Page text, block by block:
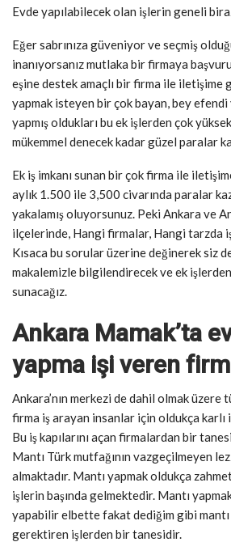
Evde yapılabilecek olan işlerin geneli
Eğer sabrınıza güveniyor ve seçmiş
inanıyorsanız mutlaka bir firmaya başvuru
eşine destek amaçlı bir firma ile iletişime
yapmak isteyen bir çok bayan, bey
yapmış oldukları bu ek işlerden çok
mükemmel denecek kadar güzel paralar
Ek iş imkanı sunan bir çok firma ile
aylık 1.500 ile 3,500 civarında paralar
yakalamış oluyorsunuz. Peki Ankara ve
ilçelerinde, Hangi firmalar, Hangi tarzda
Kısaca bu sorular üzerine değinerek siz
makalemizle bilgilendirecek ve ek
sunacağız.
Ankara Mamak’ta
yapma işi veren
Ankara’nın merkezi de dahil olmak
firma iş arayan insanlar için oldukça karlı
Bu iş kapılarını açan firmalardan bir
Mantı Türk mutfağının vazgeçilmeyen
almaktadır. Mantı yapmak oldukça
işlerin başında gelmektedir. Mantı
yapabilir elbette fakat dediğim gibi mantı
gerektiren işlerden bir tanesidir.